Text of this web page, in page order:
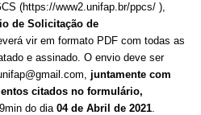
(https://www2.unifap.br/ppcs/),
de Solicitação de
vir em formato PDF com todas as
e assinado. O envio deve ser
, juntamente com
citados no formulário,
do dia 04 de Abril de 2021.